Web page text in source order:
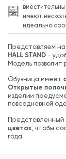
имеют
идеально
Представляем
HALL STAND -
Модель позволит
Обувница имеет
Открытые
изделии
повседневной
Представленный
цветах , чтобы
года.